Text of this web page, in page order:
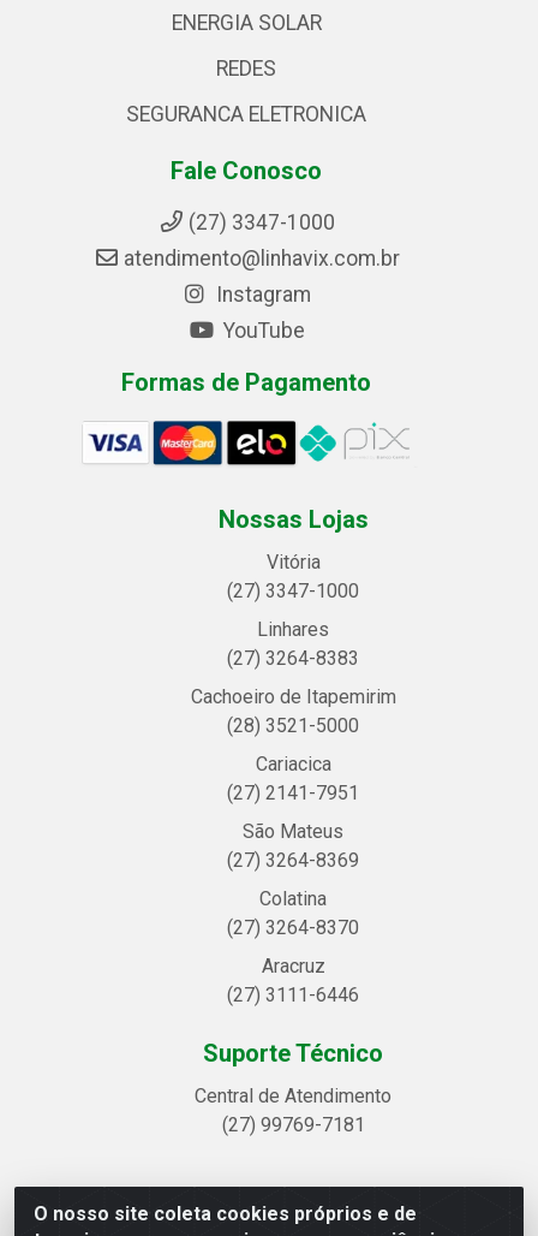
O nosso site coleta cookies próprios e de
ENERGIA SOLAR
REDES
SEGURANCA ELETRONICA
Fale Conosco
(27) 3347-1000
atendimento@linhavix.com.br
Instagram
YouTube
Formas de Pagamento
Nossas Lojas
Vitória
(27) 3347-1000
Linhares
(27) 3264-8383
Cachoeiro de Itapemirim
(28) 3521-5000
Cariacica
(27) 2141-7951
São Mateus
(27) 3264-8369
Colatina
(27) 3264-8370
Aracruz
(27) 3111-6446
Suporte Técnico
Central de Atendimento
(27) 99769-7181
Linhavix Distribuidora LTDA - Avenida Alegre, 2521 -